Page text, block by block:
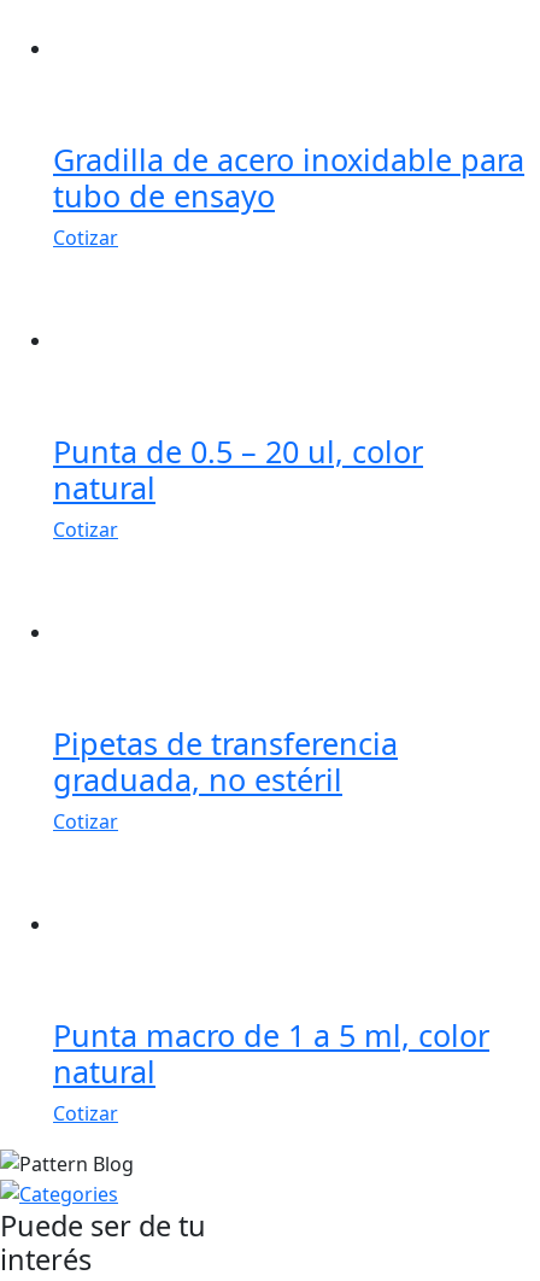
Gradilla de acero inoxidable para
tubo de ensayo
Cotizar
Punta de 0.5 – 20 ul, color
natural
Cotizar
Pipetas de transferencia
graduada, no estéril
Cotizar
Punta macro de 1 a 5 ml, color
natural
Cotizar
Puede ser de tu
interés